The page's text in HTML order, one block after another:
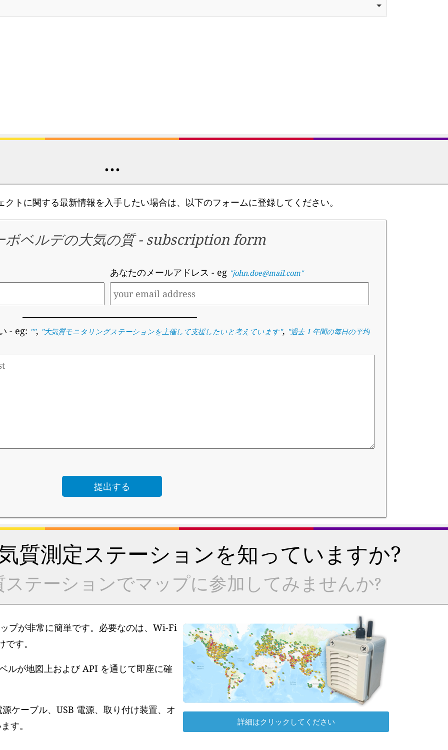
...
トに関する最新情報を入手したい場合は、以下のフォームに登録してください。
ボベルデの大気の質- subscription form
あなたのメールアドレス - eg "john.doe@mail.com"
- eg: "", "大気質モニタリングステーションを主催して支援したいと考えています", "過去 1 年間の毎日の平均
質測定ステーションを知っていますか?
テーションでマップに参加してみませんか?
プが非常に簡単です。必要なのは、Wi-Fi
す。
ルが地図上および API を通じて即座に確
ケーブル、USB 電源、取り付け装置、オ
す。
詳細はクリックしてください